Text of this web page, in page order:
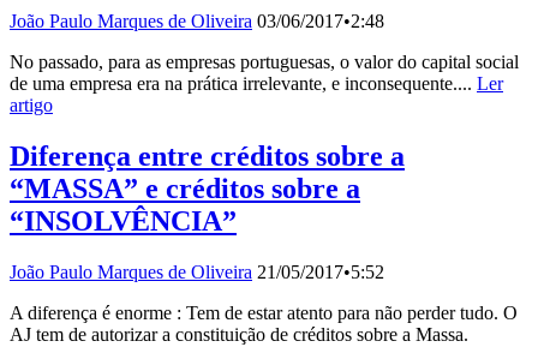
João Paulo Marques de Oliveira 03/06/2017•2:48
No passado, para as empresas portuguesas, o valor do capital social
de uma empresa era na prática irrelevante, e inconsequente.... Ler
artigo
Diferença entre créditos sobre a
“MASSA” e créditos sobre a
“INSOLVÊNCIA”
João Paulo Marques de Oliveira 21/05/2017•5:52
A diferença é enorme : Tem de estar atento para não perder tudo. O
AJ tem de autorizar a constituição de créditos sobre a Massa.